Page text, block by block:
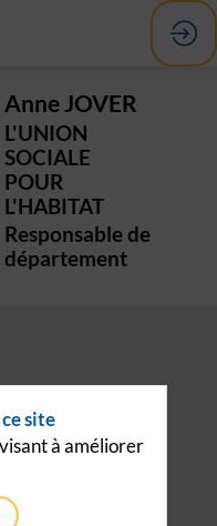
AnneJOVER
L'UNION
SOCIALE
POUR
L'HABITAT
Responsable de
département
site
à améliorer